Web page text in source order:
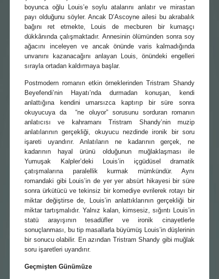
boyunca oğlu Louis’e soylu atalarını anlatır ve mirastan
payı olduğunu söyler. Ancak D’Ascoyne ailesi bu akrabalık
bağını ret etmekte, Louis de mecburen bir kumaşçı
dükkânında çalışmaktadır. Annesinin ölümünden sonra soy
ağacını inceleyen ve ancak önünde varis kalmadığında
unvanını kazanacağını anlayan Louis, önündeki engelleri
sırayla ortadan kaldırmaya başlar.
Postmodern romanın etkin örneklerinden Tristram Shandy
Beyefendi’nin Hayatı’nda durmadan konuşan, kendi
anlattığına kendini umarsızca kaptırıp bir süre sonra
okuyucuya da “ne oluyor” sorusunu sorduran romanın
anlatıcısı ve kahramanı Tristram Shandy’nin muzip
anlatılarının gerçekliği, okuyucu nezdinde ironik bir soru
işareti uyandırır. Anlatıların ne kadarının gerçek, ne
kadarının hayal ürünü olduğunun muğlaklaşması ile
Yumuşak Kalpler’deki Louis’in içgüdüsel dramatik
çatışmalarına paralellik kurmak mümkündür. Aynı
romandaki gibi Louis’in de yer yer absürt hikayesi bir süre
sonra ürkütücü ve tekinsiz bir komediye evrilerek rotayı bir
miktar değiştirse de, Louis’in anlattıklarının gerçekliği bir
miktar tartışmalıdır. Yalnız kalan, kimsesiz, sığıntı Louis’in
statü arayışının tesadüfler ve ironik cinayetlerle
sonuçlanması, bu tip masallarla büyümüş Louis’in düşlerinin
bir sonucu olabilir. En azından Tristram Shandy gibi muğlak
soru işaretleri uyandırır.
Geçmişten Günümüze